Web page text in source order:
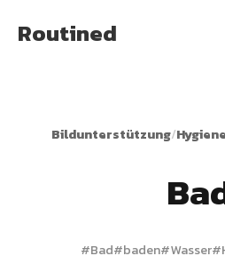
Routined
Bildunterstützung/
#Bad#baden#Wasser#